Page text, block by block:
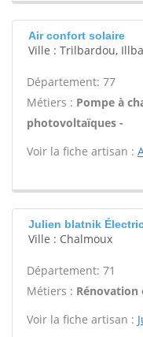
Air confort solaire
Ville : Trilbardou,
Département: 77
Métiers : Pompe à
photovoltaïques -
Voir la fiche artisan :
Julien blatnik
Ville : Chalmoux
Département: 71
Métiers :
Voir la fiche artisan :